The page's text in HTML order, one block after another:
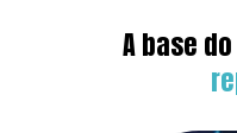
A base